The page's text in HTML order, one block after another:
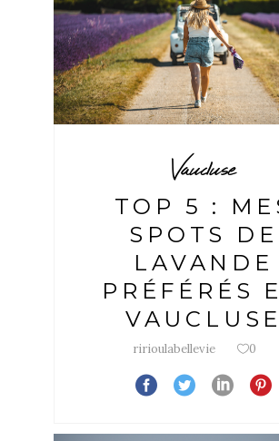
Vaucluse
TOP 5 :
SPOTS DE
LAVANDE
PRÉFÉRÉS
VAUCLUSE
ririoulabellevie 0